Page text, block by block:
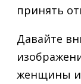
принять
Давайте
женщины и